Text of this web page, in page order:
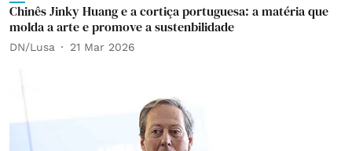
Chinês Jinky Huang e a cortiça portuguesa: a matéria que
molda a arte e promove a sustenbilidade
DN/Lusa 21 Mar 2026